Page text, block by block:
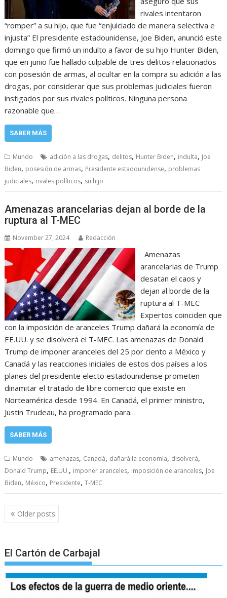
rivales intentaron
“romper” a su hijo, que fue “enjuiciado de manera selectiva e
injusta” El presidente estadounidense, Joe Biden, anunció este
domingo que firmó un indulto a favor de su hijo Hunter Biden,
que en junio fue hallado culpable de tres delitos relacionados
con posesión de armas, al ocultar en la compra su adición a las
drogas, por considerar que sus problemas judiciales fueron
instigados por sus rivales políticos. Ninguna persona
razonable que…
SABER MÁS
Mundo adición a las drogas, delitos, Hunter Biden, indulta, Joe
Biden, posesión de armas, Presidente estadounidense, problemas
judiciales, rivales políticos, su hijo
Amenazas arancelarias dejan al borde de la
ruptura al T-MEC
November 27, 2024 Redacción
Amenazas
arancelarias de Trump
desatan el caos y
dejan al borde de la
ruptura al T-MEC
Expertos coinciden que
con la imposición de aranceles Trump dañará la economía de
EE.UU. y se disolverá el T-MEC. Las amenazas de Donald
Trump de imponer aranceles del 25 por ciento a México y
Canadá y las reacciones iniciales de estos dos países a los
planes del presidente electo estadounidense prometen
dinamitar el tratado de libre comercio que existe en
Norteamérica desde 1994. En Canadá, el primer ministro,
Justin Trudeau, ha programado para…
SABER MÁS
Mundo amenazas, Canadá, dañará la economía, disolverá,
Donald Trump, EE.UU., imponer aranceles, imposición de aranceles, Joe
Biden, México, Presidente,T-MEC
Posts
navigation
Older posts
El Cartón de Carbajal